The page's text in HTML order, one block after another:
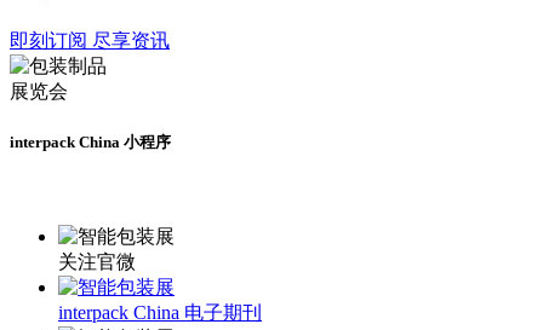
即刻订阅 尽享资讯
interpack China 小程序
关注官微
interpack China 电子期刊